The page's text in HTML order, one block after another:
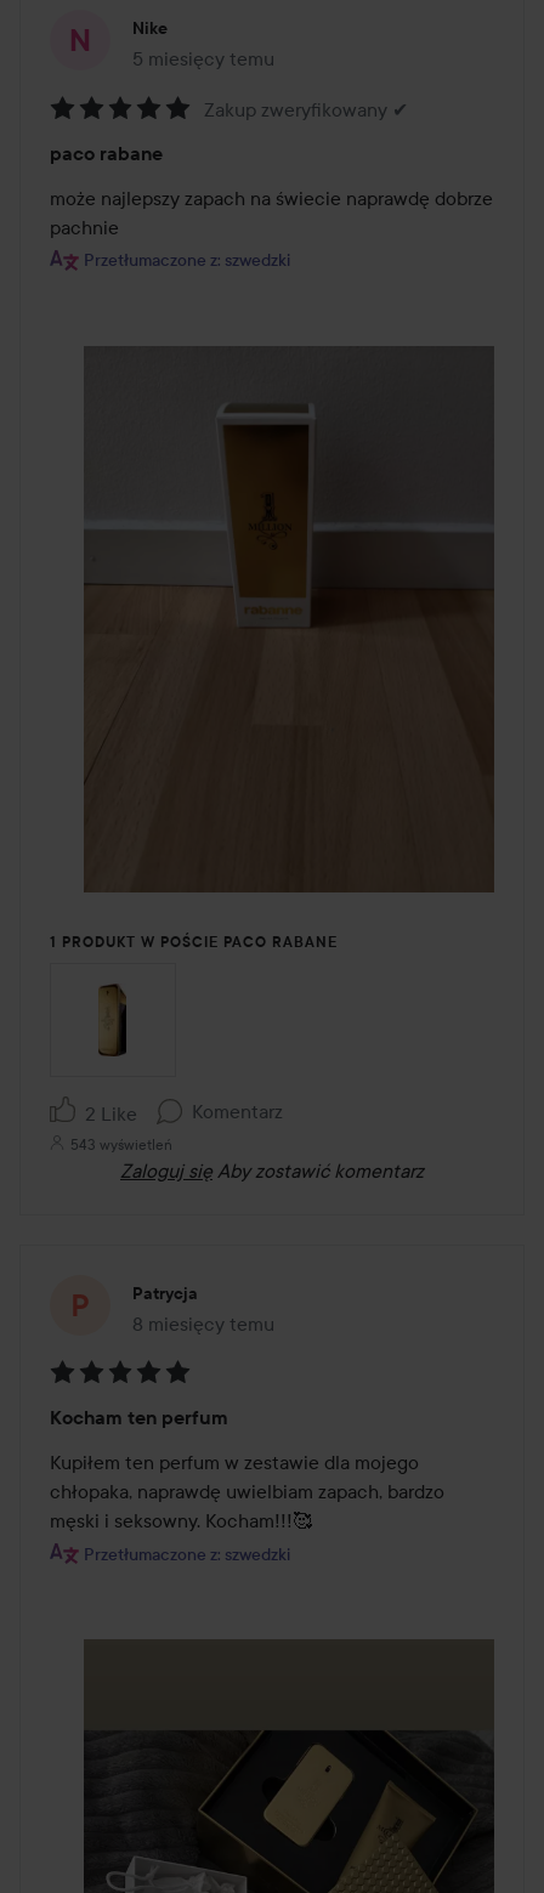
Nike
5 miesięcy temu
Post został utworzony 5 miesięcy temu
5
z
5
Zakup zweryfikowany ✔
paco rabane
może najlepszy zapach na świecie naprawdę dobrze
pachnie
Przetłumaczone z: szwedzki
1 PRODUKT W POŚCIE PACO RABANE
2 Like Komentarz
543 wyświetleń
Zaloguj się Aby zostawić komentarz
Patrycja
8 miesięcy temu
Post został utworzony 8 miesięcy temu
5
z
5
Kocham ten perfum
Kupiłem ten perfum w zestawie dla mojego
chłopaka, naprawdę uwielbiam zapach, bardzo
męski i seksowny. Kocham!!!🥰
Przetłumaczone z: szwedzki